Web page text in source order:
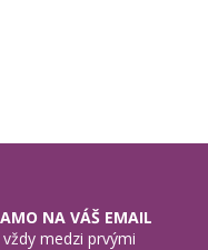
NA VÁŠ EMAIL
medzi prvými